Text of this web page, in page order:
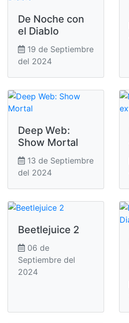
De Noche con
el Diablo
19 de Septiembre
del 2024
Deep Web:
Show Mortal
13 de Septiembre
del 2024
Beetlejuice 2
06 de
Septiembre del
2024